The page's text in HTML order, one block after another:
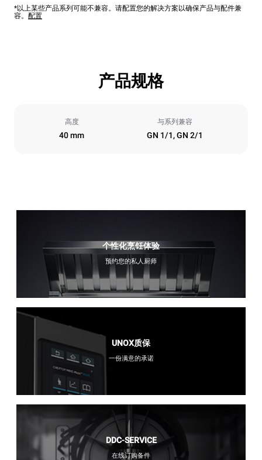
*以上某些产品系列可能不兼容。请配置您的解决方案以确保产品与配件兼
容。 配置
产品规格
高度
40 mm
与系列兼容
GN 1/1, GN 2/1
个性化烹饪体验
预约您的私人厨师
UNOX质保
一份满意的承诺
DDC-SERVICE
在线订购备件